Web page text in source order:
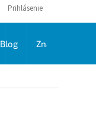
Prihlásenie
NÁKUPNÝ
Blog Značky